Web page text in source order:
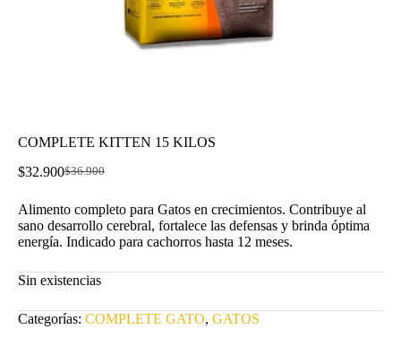
COMPLETE KITTEN 15 KILOS
$36.900
El
original
era:
$36.900.
$32.900El
actual
es:
$32.900.
Alimento completo para Gatos en crecimientos. Contribuye al
sano desarrollo cerebral, fortalece las defensas y brinda óptima
energía. Indicado para cachorros hasta 12 meses.
Sin existencias
Categorías: COMPLETE GATO, GATOS